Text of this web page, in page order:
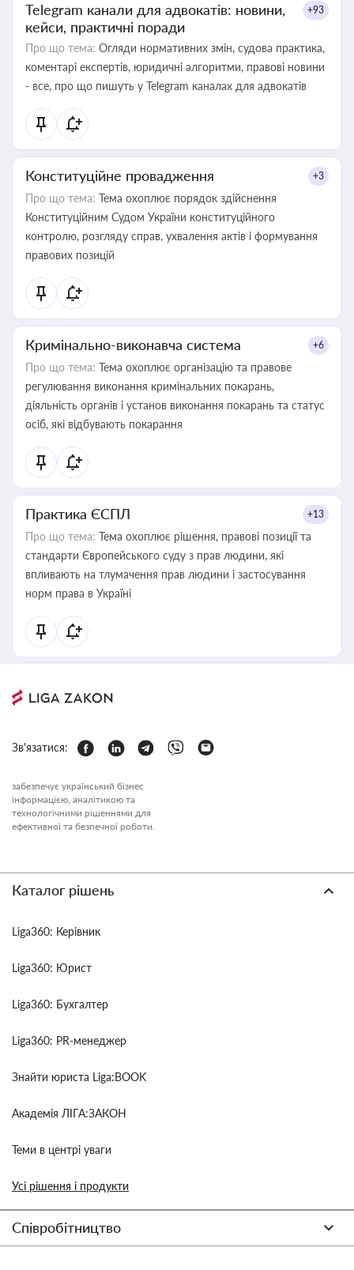
Telegram канали для адвокатів: новини,
кейси, практичні поради
+93
Про що тема: Огляди нормативних змін, судова практика,
коментарі експертів, юридичні алгоритми, правові новини
- все, про що пишуть у Telegram каналах для адвокатів
Конституційне провадження +3
Про що тема: Тема охоплює порядок здійснення
Конституційним Судом України конституційного
контролю, розгляду справ, ухвалення актів і формування
правових позицій
Кримінально-виконавча система +6
Про що тема: Тема охоплює організацію та правове
регулювання виконання кримінальних покарань,
діяльність органів і установ виконання покарань та статус
осіб, які відбувають покарання
Практика ЄСПЛ +13
Про що тема: Тема охоплює рішення, правові позиції та
стандарти Європейського суду з прав людини, які
впливають на тлумачення прав людини і застосування
норм права в Україні
Зв'язатися:
забезпечує український бізнес
інформацією, аналітикою та
технологічними рішеннями для
ефективної та безпечної роботи.
Каталог рішень
Liga360: Керівник
Liga360: Юрист
Liga360: Бухгалтер
Liga360: PR-менеджер
Знайти юриста Liga:BOOK
Академія ЛІГА:ЗАКОН
Теми в центрі уваги
Усі рішення і продукти
Співробітництво